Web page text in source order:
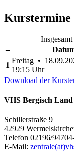
Kurstermine
–
1
Freitag •
19:15 Uhr
Download der
VHS Bergisch Land
Schillerstraße 9
42929
Telefon 02196/
E-Mail: